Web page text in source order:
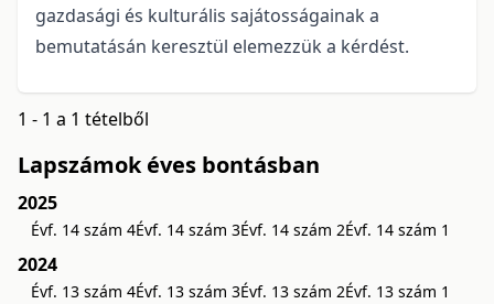
gazdasági és kulturális sajátosságainak a
bemutatásán keresztül elemezzük a kérdést.
1 - 1 a 1 tételből
Lapszámok éves bontásban
2025
Évf. 14 szám 4Évf. 14 szám 3Évf. 14 szám 2Évf. 14 szám 1
2024
Évf. 13 szám 4Évf. 13 szám 3Évf. 13 szám 2Évf. 13 szám 1